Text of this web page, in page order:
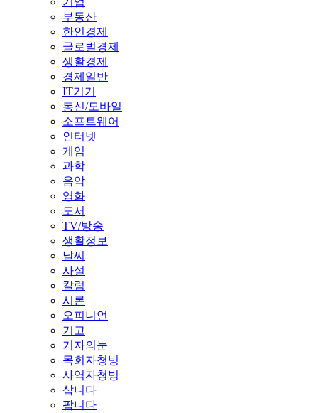
부동산
한인경제
글로벌경제
생활경제
경제일반
IT기기
통신/모바일
소프트웨어
인터넷
게임
과학
음악
영화
도서
TV/방송
생활정보
날씨
사설
칼럼
시론
오피니언
기고
기자의눈
목회자청빙
사역자청빙
삽니다
팝니다